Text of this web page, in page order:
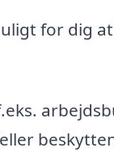
for dig at